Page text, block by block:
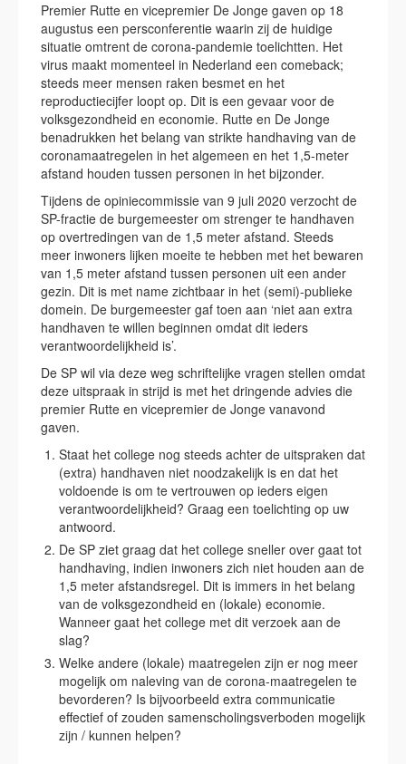
Premier Rutte en vicepremier De Jonge gaven op 18
augustus een persconferentie waarin zij de huidige
situatie omtrent de corona-pandemie toelichtten. Het
virus maakt momenteel in Nederland een comeback;
steeds meer mensen raken besmet en het
reproductiecijfer loopt op. Dit is een gevaar voor de
volksgezondheid en economie. Rutte en De Jonge
benadrukken het belang van strikte handhaving van de
coronamaatregelen in het algemeen en het 1,5-meter
afstand houden tussen personen in het bijzonder.
Tijdens de opiniecommissie van 9 juli 2020 verzocht de
SP-fractie de burgemeester om strenger te handhaven
op overtredingen van de 1,5 meter afstand. Steeds
meer inwoners lijken moeite te hebben met het bewaren
van 1,5 meter afstand tussen personen uit een ander
gezin. Dit is met name zichtbaar in het (semi)-publieke
domein. De burgemeester gaf toen aan ‘niet aan extra
handhaven te willen beginnen omdat dit ieders
verantwoordelijkheid is’.
De SP wil via deze weg schriftelijke vragen stellen omdat
deze uitspraak in strijd is met het dringende advies die
premier Rutte en vicepremier de Jonge vanavond
gaven.
Staat het college nog steeds achter de uitspraken dat
(extra) handhaven niet noodzakelijk is en dat het
voldoende is om te vertrouwen op ieders eigen
verantwoordelijkheid? Graag een toelichting op uw
antwoord.
De SP ziet graag dat het college sneller over gaat tot
handhaving, indien inwoners zich niet houden aan de
1,5 meter afstandsregel. Dit is immers in het belang
van de volksgezondheid en (lokale) economie.
Wanneer gaat het college met dit verzoek aan de
slag?
Welke andere (lokale) maatregelen zijn er nog meer
mogelijk om naleving van de corona-maatregelen te
bevorderen? Is bijvoorbeeld extra communicatie
effectief of zouden samenscholingsverboden mogelijk
zijn / kunnen helpen?